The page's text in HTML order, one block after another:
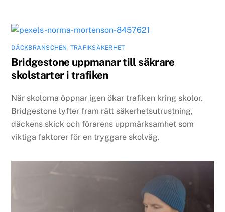
DÄCKBRANSCHEN,TRAFIKSÄKERHET
Bridgestone uppmanar till säkrare
skolstarter i trafiken
När skolorna öppnar igen ökar trafiken kring skolor.
Bridgestone lyfter fram rätt säkerhetsutrustning,
däckens skick och förarens uppmärksamhet som
viktiga faktorer för en tryggare skolväg.